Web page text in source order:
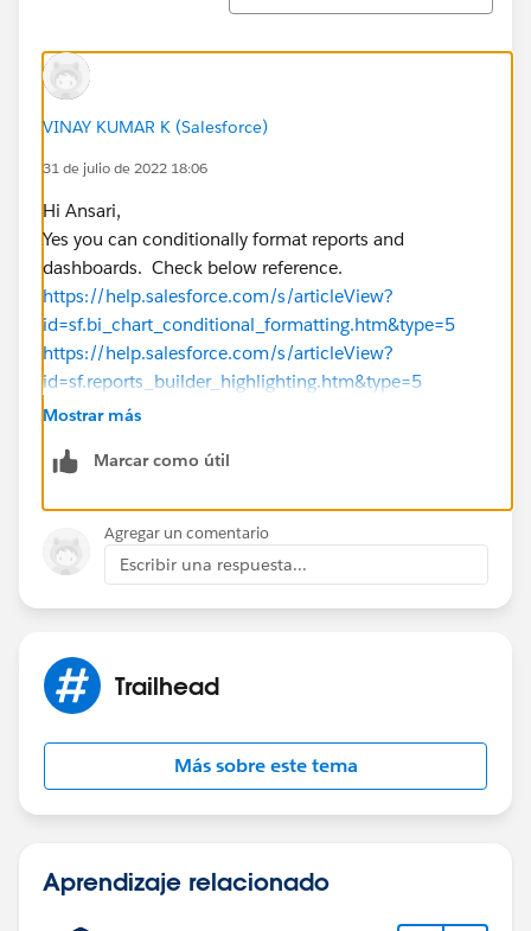
VINAY KUMAR K (Salesforce)
31 de julio de 2022 18:06
Hi Ansari,
Yes you can conditionally format reports and
dashboards. Check below reference.
https://help.salesforce.com/s/articleView?
id=sf.bi_chart_conditional_formatting.htm&type=5
https://help.salesforce.com/s/articleView?
id=sf.reports_builder_highlighting.htm&type=5
Please mark as Best Answer if above information was
Thanks,
Mostrar más
Marcar como útil
Agregar un comentario
Escribir una respuesta...
Trailhead
Más sobre este tema
Aprendizaje relacionado